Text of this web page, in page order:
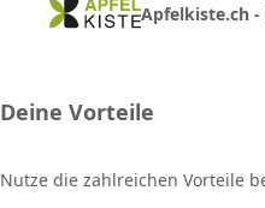
Apfelkiste.ch
Deine Vorteile
Nutze die zahlreichen Vorteile